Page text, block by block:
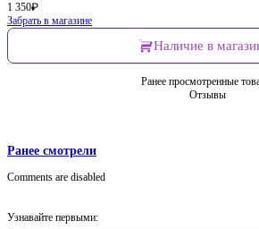
1 350₽
Забрать в магазине
Наличие в
Ранее просмотренные
Отзывы
Ранее смотрели
Comments are disabled
Узнавайте первыми: